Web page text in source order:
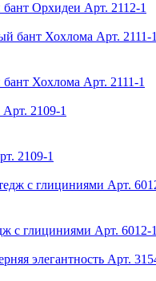
Орхидеи Арт. 2112-1
Хохлома Арт. 2111-1
2109-1
с глициниями Арт. 6012-1